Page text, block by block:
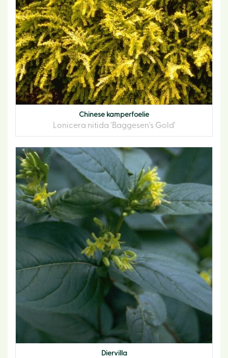
Chinese kamperfoelie
Lonicera nitida 'Baggesen's Gold'
Diervilla